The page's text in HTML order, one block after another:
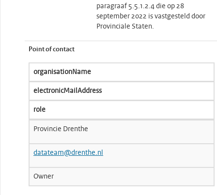
paragraaf 5.5.1.2.4 die op 28
september 2022 is vastgesteld door
Provinciale Staten.
Point of contact
organisationName
electronicMailAddress
role
Provincie Drenthe
datateam@drenthe.nl
Owner